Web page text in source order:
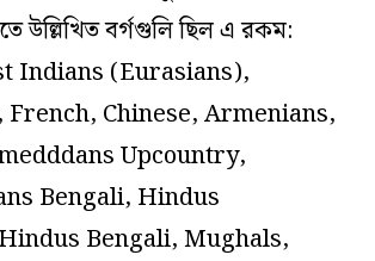
উল্লিখিত বর্গগুলি ছিল এ রকম:
Indians (Eurasians),
Chinese, Armenians,
Upcountry,
Bengali, Hindus
Bengali, Mughals,